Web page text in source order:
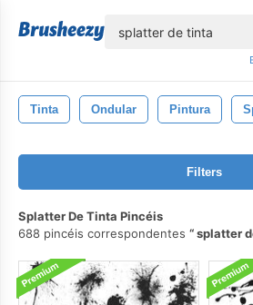
Tinta Ondular Pintura
Filters
Splatter De Tinta Pincéis
688 pincéis correspondentes
splatter